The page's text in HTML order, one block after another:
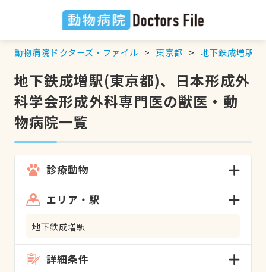
動物病院ドクターズ・ファイル 東京都 地下鉄成増駅
地下鉄成増駅(東京都)、日本形成外
科学会形成外科専門医の獣医・動
物病院一覧
診療動物
エリア・駅
地下鉄成増駅
詳細条件